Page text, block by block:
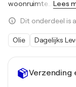
Verzending
woonruimte Lees
Dit onderdeel is
Olie Dagelijks